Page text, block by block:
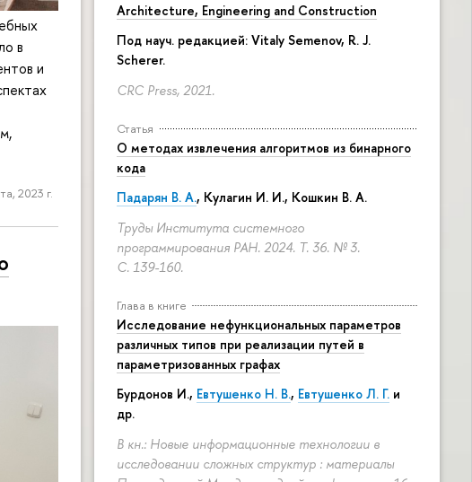
Architecture, Engineering and Construction
Под науч. редакцией: Vitaly Semenov, R. J.
Scherer.
CRC Press, 2021.
Статья
О методах извлечения алгоритмов из бинарного
кода
Падарян В. А., Кулагин И. И., Кошкин В. А.
Труды Института системного
программирования РАН. 2024. Т. 36. № 3.
С. 139-160.
Глава в книге
Исследование нефункциональных параметров
различных типов при реализации путей в
параметризованных графах
Бурдонов И., Евтушенко Н. В., Евтушенко Л. Г. и
др.
В кн.: Новые информационные технологии в
исследовании сложных структур : материалы
в
и
2023 г.